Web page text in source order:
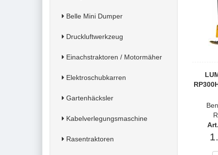
Belle Mini Dumper
Druckluftwerkzeug
Einachstraktoren / Motormäher
Elektroschubkarren
Gartenhäcksler
Kabelverlegungsmaschine
Rasentraktoren